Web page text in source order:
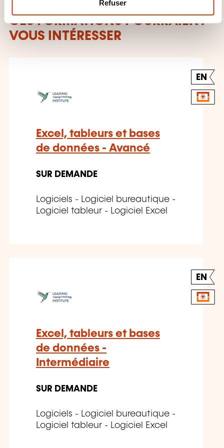
n
Refuser
CES FORMATIONS POURRAIENT
VOUS INTÉRESSER
EN
Excel, tableurs et bases
de données - Avancé
SUR DEMANDE
Logiciels - Logiciel bureautique -
Logiciel tableur - Logiciel Excel
EN
Excel, tableurs et bases
de données -
Intermédiaire
SUR DEMANDE
Logiciels - Logiciel bureautique -
Logiciel tableur - Logiciel Excel